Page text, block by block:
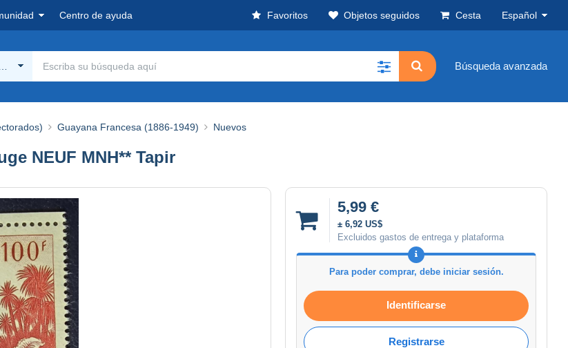
Centro de ayuda Favoritos Objetos seguidos Cesta Español
Búsqueda avanzada
Guayana Francesa (1886-1949) Nuevos
NEUF MNH** Tapir
5,99 €
± 6,92 US$
Excluidos gastos de entrega y plataforma
Para poder comprar, debe iniciar sesión.
Identificarse
Registrarse